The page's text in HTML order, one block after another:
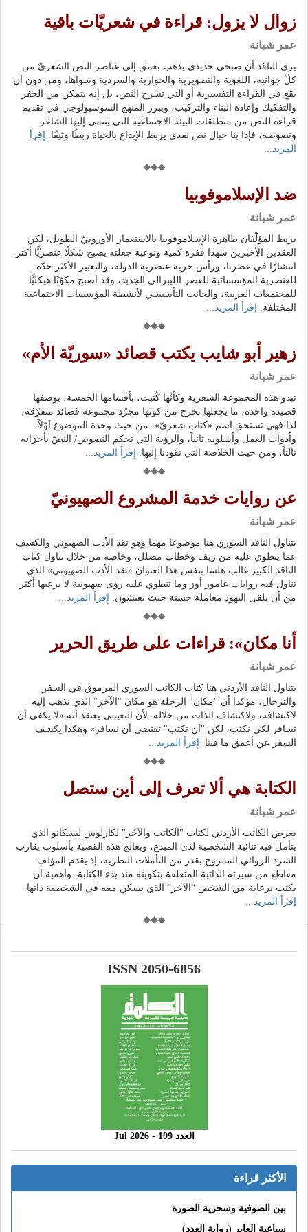
زوال لا يزول: قراءة في شعريّات باقية
عمر شبانة
يرى الناقد أن صبحي حديدي يذهب بعمق إلى عناصر النص الشعريّ من
كلّ جوانبه، اللغوية والتصويرية والحوارية والسردية وسواها، ومن دون أن
يقع في القراءة التفسيرية أو التي تشرح النص، بل إنه يتمكن من الحفر
والتفكيك وإعادة البناء والتركيب، ويبرز المنهج السوسيولوجي في تقديم
قراءة للنص من منطلقات البيئة الاجتماعية التي ينتمي إليها الشاعر
ونصوصه، فإذا بنا حيال نص نقدي يربط الإبداع بالحياة ربطًا وثيقًا.
إقرأ
المزيد...
ضد الإسلاموفوبيا
عمر شبانة
يربط المؤلّفان ظاهرة الإسلاموفوبيا بالاستعمار الأوروبيّ الطويل، لكن
العقدين الأخيرين شهدا قفزة كمية ونوعية جعلته يصبح شكلًا عنصريًّا أكثر
انتشارًا في عصرنا، ورأس حربة عنصرية الدولة، والتعبير الأكثر حدّة
للعنصرية المؤسساتية للعصر الليبرالي الجديد، وقد أصبح مكوّنًا هيكليًّا
للمجتمعات الغربية، والجانب التأسيسي لأنشطة المؤسسات الاجتماعية
المختلفة.
إقرأ المزيد...
زهير أبو شايب يكتب قصائد «سوريّة الأم»
عمر شبانة
تبدو هذه المجموعة الشعرية وكأنّها كُتبت، بأقسامها الخمسة، بوصفها
قصيدة واحدة، ما يجعلها تخرج من كونها مجرّد مجموعة قصائد متفرّقة،
لذا فهي تستحق اسم «كتاب شِعريّ»، من حيث وحدة الموضوع أوّلاً،
وأدوات العمل وأسلوبه ثانياً، والرؤية التي تحكم النصوص/ النصّ بأجزائه
ثالثاً، ومن حيث الخلاصة التي تقودنا إليها.
إقرأ المزيد...
عن روايات خدمة المشروع الصهيونيّ
عمر شبانة
يتناول الناقد السوري هنا موضوعا مهما وهو نقد الأدب الصهيوني والكشف
عما ينطوي عليه من زيف وخطاب مضلل، وخاصة من خلال تناول كتاب
الناقد الكبير غالب هلسا بنفس هذا العنوان «نقد الأدب الصهيوني» الذي
تناول فيه روايات عاموز أوز وما تنطوي عليه رؤى صهيونية لا يرعبها أكثر
من أن يلقى اليهود معاملة حسنة حيث يعيشون.
إقرأ المزيد...
أنا مكان»: قراءات على طريق الحرير
عمر شبانة
يتناول الناقد الأردني هنا كتاب الكاتب السوري المرموق في السفر
والترحال، مؤكدا أن "مكان" الرحلة هو مكان "الآخر" الذي نذهب إليه
لاكتشافه، ولاكتشاف الذات من خلاله. لأن النعيمي يعتقد أنه «لا يكفي أن
نسافر لكي نكتب، لكن "أن نكتب" تقتضي أن نسافر» وهكذا يكشف
السفر عن أعمق ما فينا.
إقرأ المزيد...
الكتابة هي ألا تعرف إلى أين ستصل
عمر شبانة
يعرض الكاتب الأردني لكتاب "الكاتب والآخَر" لكارلوس ليسكانو الذي
يتأمل فيه ثنائية الشخصية لدى المبدع، ويعالج هذه القضية بأسلوب يقارب
السرد الروائي الممزوج بقدر من التأملات النظرية، إذ يقدم المؤلف
مقاطع من سيرته الذاتية المتعلقة بتكوينه منذ بدء الكتابة، وأهمية أن
يكتب برعاية من الشخص “الآخر” الذي يسكن معه في الشخصية ذاتها.
إقرأ المزيد...
ISSN 2050-6856
العدد 199 - 2026 Jul
الأكثر قراءة
بين الصوفية وسحرية الصورة
سباعية العابر (رواية العدد)